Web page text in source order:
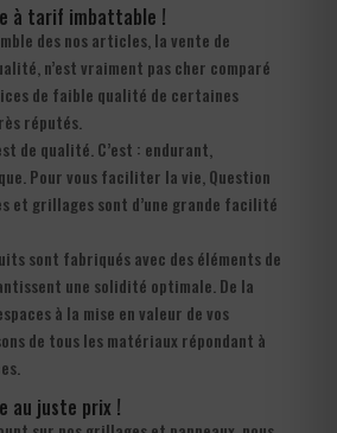
à tarif imbattable !
des nos articles, la vente de
n’est vraiment pas cher comparé
de faible qualité de certaines
réputés.
de qualité. C’est : endurant,
Pour vous faciliter la vie, Question
et grillages sont d’une grande facilité
sont fabriqués avec des éléments de
une solidité optimale. De la
à la mise en valeur de vos
de tous les matériaux répondant à
au juste prix !